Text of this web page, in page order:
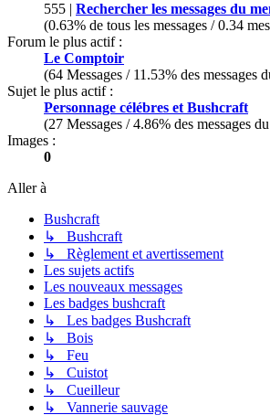
555 | Rechercher les messages du
(0.63% de tous les messages / 0.34
Forum le plus actif :
Le Comptoir
(64 Messages / 11.53% des messages
Sujet le plus actif :
Personnage célébres et Bushcraft
(27 Messages / 4.86% des messages
Images :
0
Aller à
Bushcraft
↳ Bushcraft
↳ Règlement et avertissement
Les sujets actifs
Les nouveaux messages
Les badges bushcraft
↳ Les badges Bushcraft
↳ Bois
↳ Feu
↳ Cuistot
↳ Cueilleur
↳ Vannerie sauvage